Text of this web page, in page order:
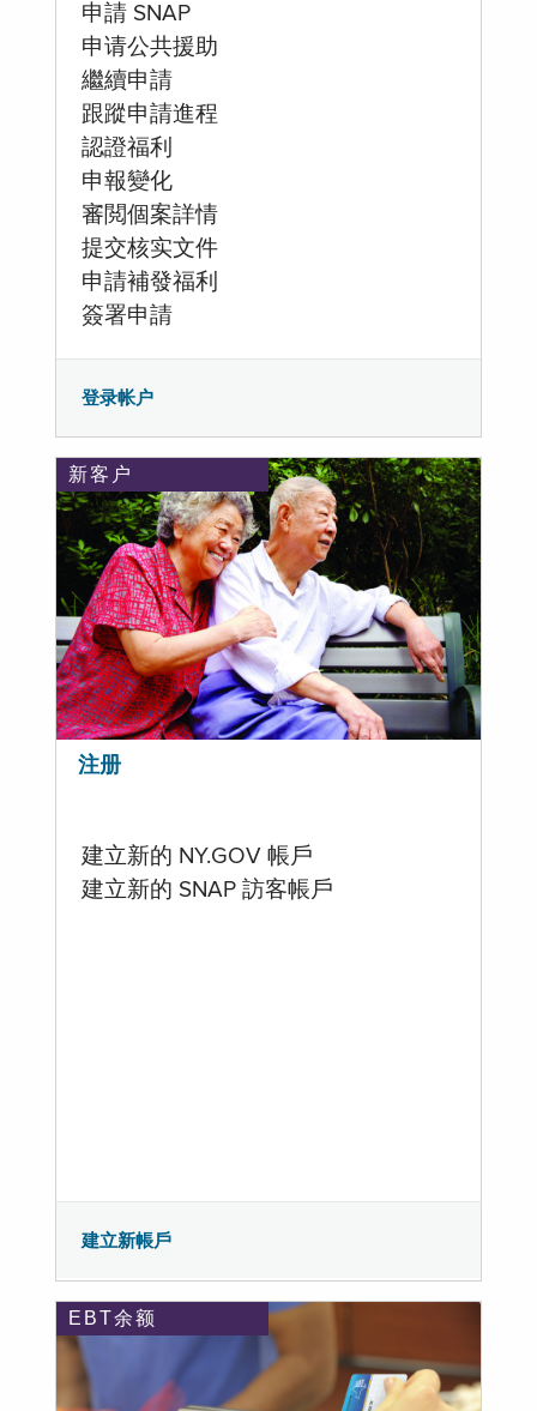
申請 SNAP
申请公共援助
繼續申請
跟蹤申請進程
認證福利
申報變化
審閲個案詳情
提交核实文件
申請補發福利
簽署申請
登录帐户
新客户
注册
建立新的 NY.GOV 帳戶
建立新的 SNAP 訪客帳戶
建立新帳戶
EBT余额